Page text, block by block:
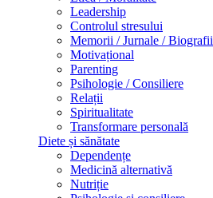
Leadership
Controlul stresului
Memorii / Jurnale / Biografii
Motivațional
Parenting
Psihologie / Consiliere
Relații
Spiritualitate
Transformare personală
Diete și sănătate
Dependențe
Medicină alternativă
Nutriție